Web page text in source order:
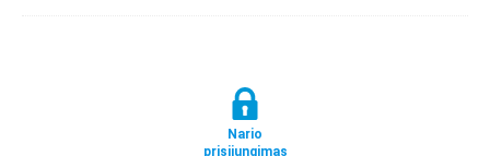
Nario
prisijungimas